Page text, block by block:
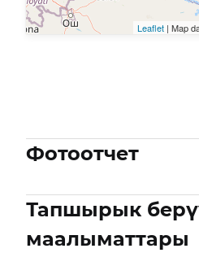
Leaflet| Map
Фотоотчет
Тапшырык
маалыматтары